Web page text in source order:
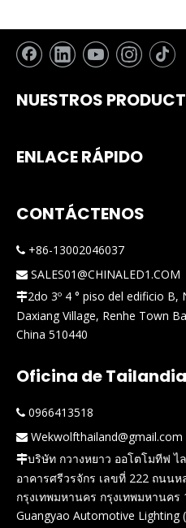
NUESTROS
ENLACE RÁPIDO
CONTÁCTENOS
 +86-13002046037
 SALES01@CHINALED1.COM
2do 3º 4 ° piso del edificio B,
Daxiang Village, Renhe Town
China 510440
Oficina de Tailandia
 0966413518
 Wekwolfthailand@gmail.com
บริษัท กวางหยาว ออโตโมทีฟ ไ
อาคารศรีวรจักร เลขที่ 222 ถนน
กรุงเทพมหานคร กรุงเทพมหานคร
Guangyao Automotive Lighting